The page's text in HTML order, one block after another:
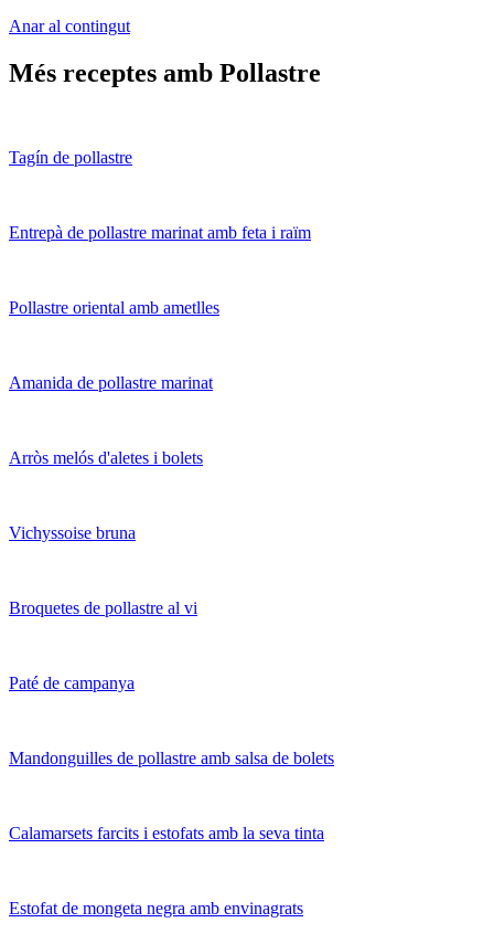
Anar al contingut
Més receptes amb Pollastre
Tagín de pollastre
Entrepà de pollastre marinat amb feta i raïm
Pollastre oriental amb ametlles
Amanida de pollastre marinat
Arròs melós d'aletes i bolets
Vichyssoise bruna
Broquetes de pollastre al vi
Paté de campanya
Mandonguilles de pollastre amb salsa de bolets
Calamarsets farcits i estofats amb la seva tinta
Estofat de mongeta negra amb envinagrats